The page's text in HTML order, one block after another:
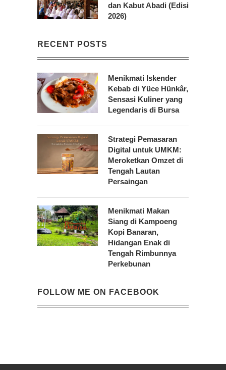
dan Kabut Abadi (Edisi
2026)
RECENT POSTS
Menikmati Iskender
Kebab di Yüce Hünkâr,
Sensasi Kuliner yang
Legendaris di Bursa
Strategi Pemasaran
Digital untuk UMKM:
Meroketkan Omzet di
Tengah Lautan
Persaingan
Menikmati Makan
Siang di Kampoeng
Kopi Banaran,
Hidangan Enak di
Tengah Rimbunnya
Perkebunan
FOLLOW ME ON FACEBOOK